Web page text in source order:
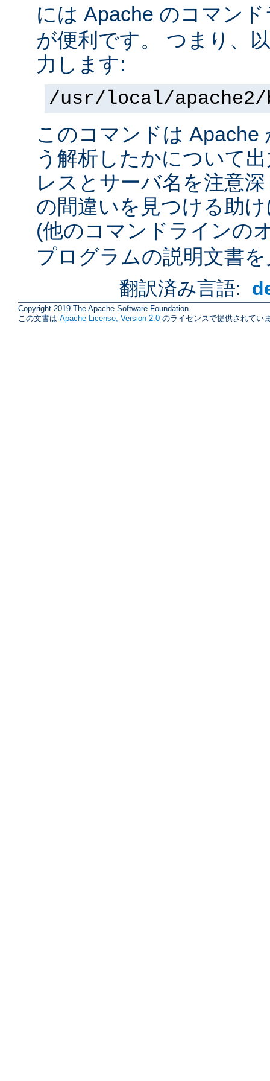
には Apache のコマン
が便利です。 つまり、
力します:
/usr/local/
このコマンドは Apache
う解析したかについて
レスとサーバ名を注意
の間違いを見つける助
(他のコマンドラインの
プログラムの説明文書
翻訳済み言語:
Copyright 2019 The Apache Software Foundation.
この文書は Apache License, Version 2.0 のライセンスで提供されてい